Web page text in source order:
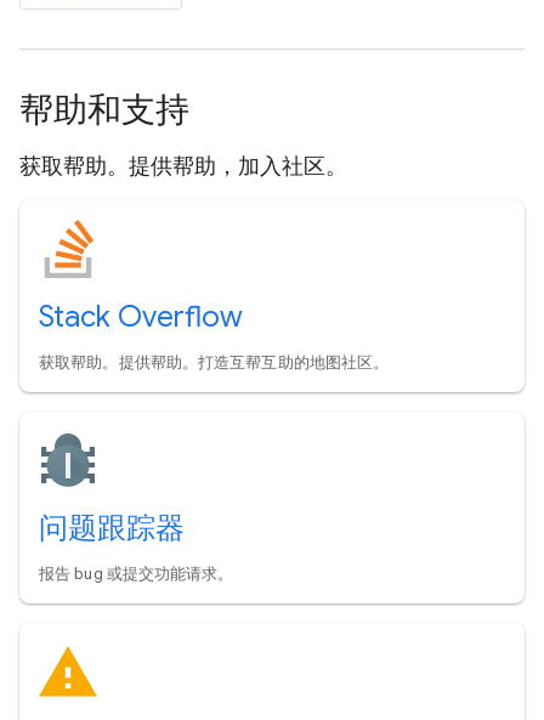
帮助和支持
获取帮助。提供帮助，加入社区。
Stack Overflow
获取帮助。提供帮助。打造互帮互助的地图社区。
问题跟踪器
报告 bug 或提交功能请求。